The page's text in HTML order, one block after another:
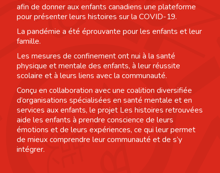
afin de donner aux enfants canadiens une plateforme
pour présenter leurs histoires sur la COVID-19.
La pandémie a été éprouvante pour les enfants et leur
famille.
Les mesures de confinement ont nui à la santé
physique et mentale des enfants, à leur réussite
scolaire et à leurs liens avec la communauté.
Conçu en collaboration avec une coalition diversifiée
d’organisations spécialisées en santé mentale et en
services aux enfants, le projet Les histoires retrouvées
aide les enfants à prendre conscience de leurs
émotions et de leurs expériences, ce qui leur permet
de mieux comprendre leur communauté et de s’y
intégrer.